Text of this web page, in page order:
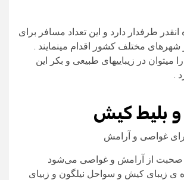
انقدر طرفدار دارد و این تعداد مسافر برای
شهرهای مختلف کشور اقدام مینمایند .
در زیباییهای طبیعی و بکر این
.
بلیط کیش
غواصی و آرامش
صحبت از آرامش و غواصی می‌شود
ی زیبای کیش و سواحل نیلگون و زبیای